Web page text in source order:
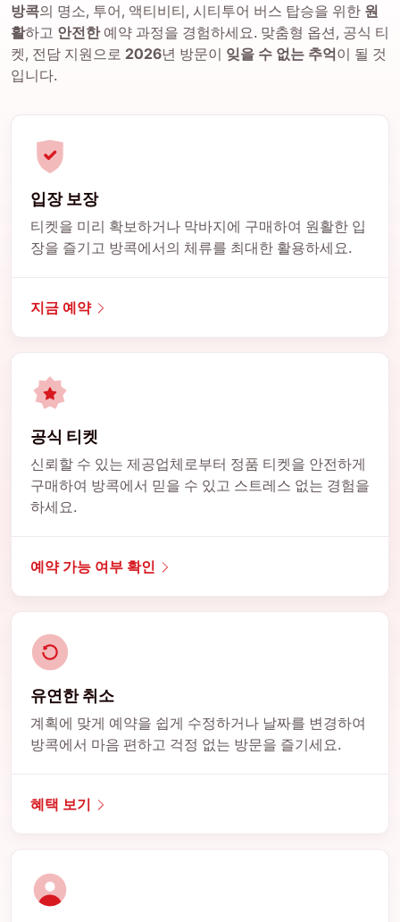
방콕의 명소, 투어, 액티비티, 시티투어 버스 탑승을 위한 원
활하고 안전한예약 과정을 경험하세요. 맞춤형 옵션, 공식 티
켓, 전담 지원으로 2026년 방문이 잊을 수 없는 추억이 될 것
입니다.
입장 보장
티켓을 미리 확보하거나 막바지에 구매하여 원활한 입
장을 즐기고 방콕에서의 체류를 최대한 활용하세요.
지금 예약
공식 티켓
신뢰할 수 있는 제공업체로부터 정품 티켓을 안전하게
구매하여 방콕에서 믿을 수 있고 스트레스 없는 경험을
하세요.
예약 가능 여부 확인
유연한 취소
계획에 맞게 예약을 쉽게 수정하거나 날짜를 변경하여
방콕에서 마음 편하고 걱정 없는 방문을 즐기세요.
혜택 보기